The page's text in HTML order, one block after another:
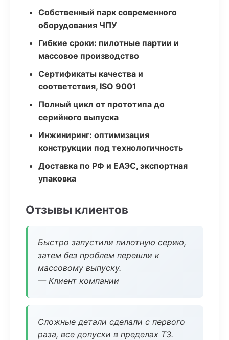
Собственный парк современного
оборудования ЧПУ
Гибкие сроки: пилотные партии и
массовое производство
Сертификаты качества и
соответствия, ISO 9001
Полный цикл от прототипа до
серийного выпуска
Инжиниринг: оптимизация
конструкции под технологичность
Доставка по РФ и ЕАЭС, экспортная
упаковка
Отзывы клиентов
Быстро запустили пилотную серию,
затем без проблем перешли к
массовому выпуску.
— Клиент компании
Сложные детали сделали с первого
раза, все допуски в пределах ТЗ.